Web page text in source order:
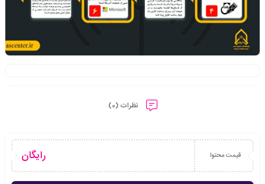
نظرات (0)
قیمت محتوا رایگان